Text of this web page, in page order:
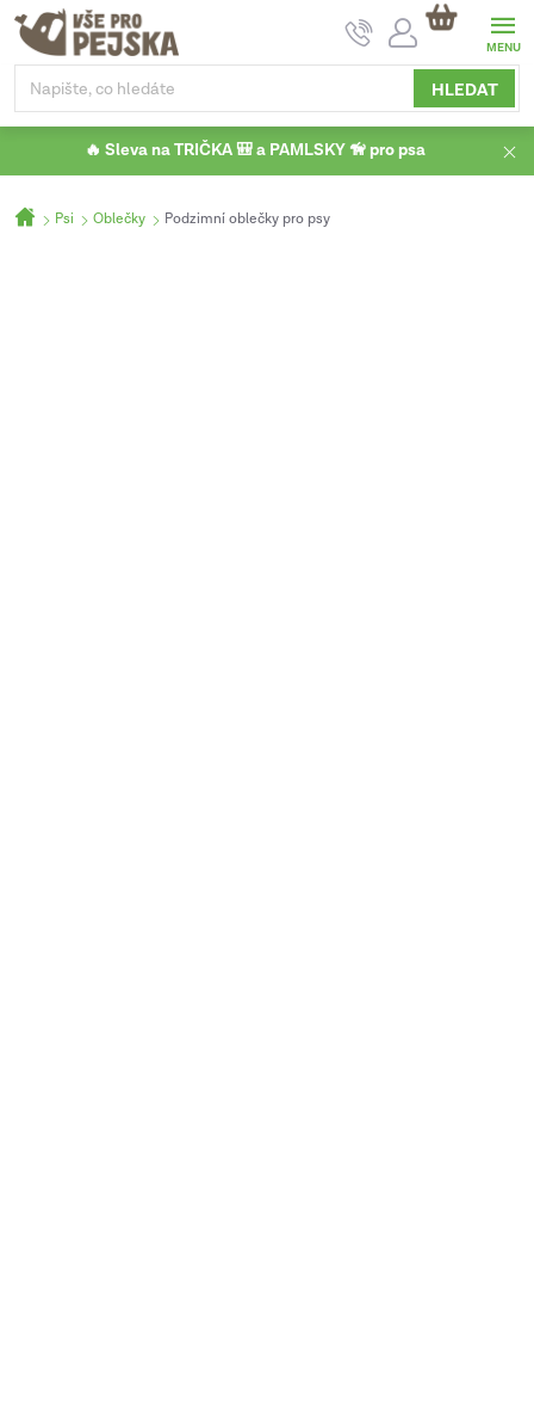
Přejít
obsah
HLEDAT
NÁKUPNÍ
KOŠÍK
🔥 Sleva na TRIČKA 🎒 a PAMLSKY 🦮 pro psa
Domů
Psi Oblečky Podzimní oblečky pro psy